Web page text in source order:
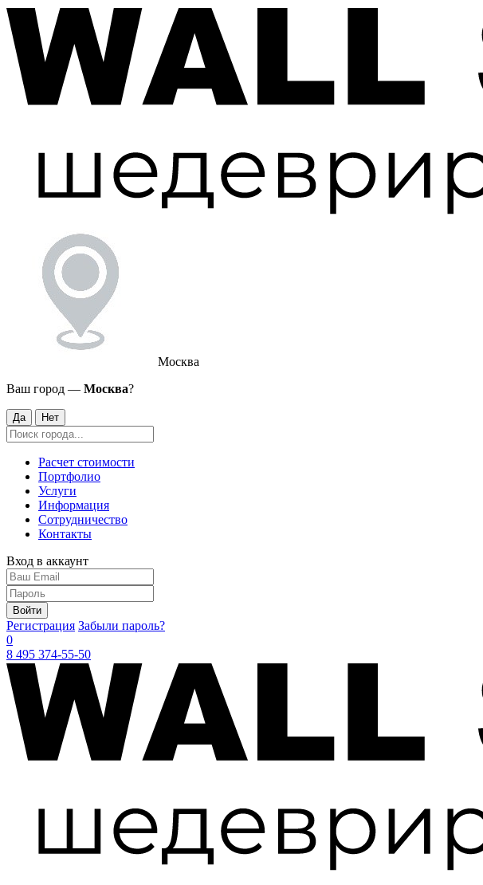
Москва
Ваш город — Москва?
Да Нет
Расчет стоимости
Портфолио
Услуги
Информация
Сотрудничество
Контакты
Вход в аккаунт
Войти
Регистрация Забыли пароль?
0
8 495 374-55-50